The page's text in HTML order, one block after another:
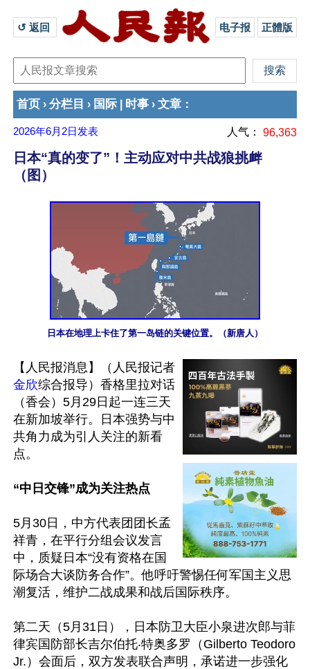
↺ 返回 电子报 正體版
首页 › 分栏目 › 国际 时事 › 文章 ：
2026年6月2日 发表 人气： 96,363
日本“真的变了”！主动应对中共战狼挑衅
（图）
日本在地理上卡住了第一岛链的关键位置。（新唐人）
【人民报消息】（人民报记者
金欣综合报导）香格里拉对话
（香会）5月29日起一连三天
在新加坡举行。日本强势与中
共角力成为引人关注的新看
点。
“中日交锋”成为关注热点
5月30日，中方代表团团长孟
祥青，在平行分组会议发言
中，质疑日本“没有资格在国
际场合大谈防务合作”。他呼吁警惕任何军国主义思
潮复活，维护二战成果和战后国际秩序。
第二天（5月31日），日本防卫大臣小泉进次郎与菲
律宾国防部长吉尔伯托‧特奥多罗（Gilberto Teodoro
Jr.）会面后，双方发表联合声明，承诺进一步强化